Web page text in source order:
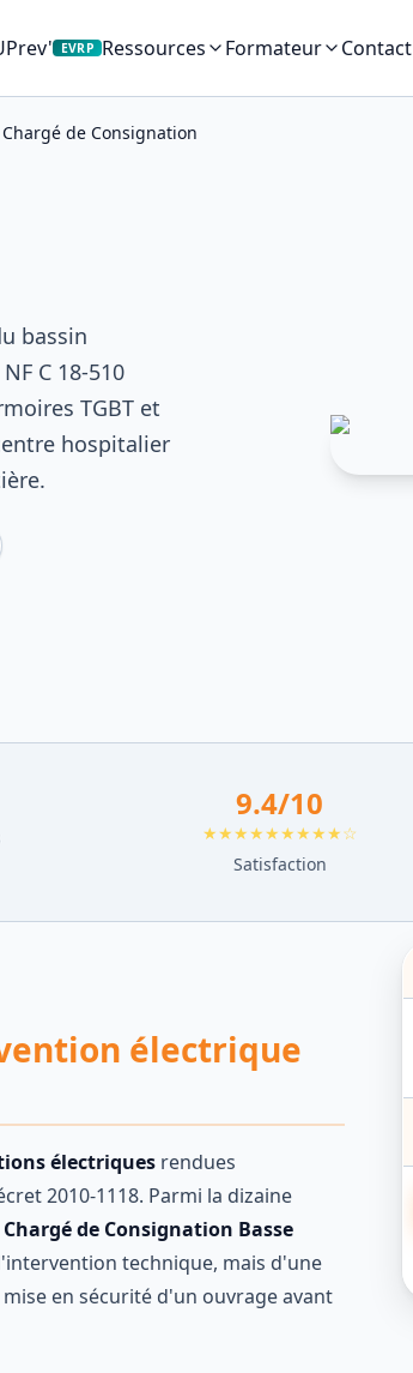
EVRP Ressources Formateur Contact
de Consignation
bassin
C 18-510
TGBT et
hospitalier
9.4/10
★★★★★★★★★☆
Satisfaction
électrique
électriques rendues
2010-1118. Parmi la dizaine
de Consignation Basse
technique, mais d'une
mise en sécurité d'un ouvrage avant